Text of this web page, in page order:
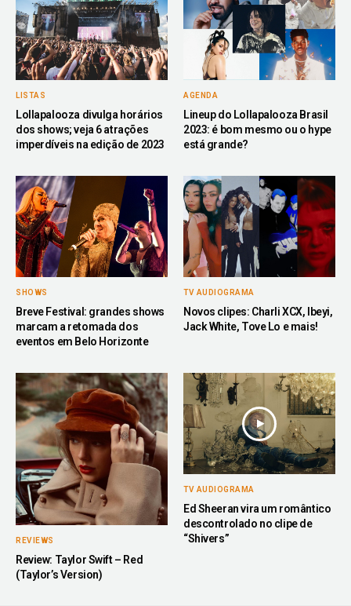
LISTAS
Lollapalooza divulga horários
dos shows; veja 6 atrações
imperdíveis na edição de 2023
AGENDA
Lineup do Lollapalooza Brasil
2023: é bom mesmo ou o hype
está grande?
SHOWS
Breve Festival: grandes shows
marcam a retomada dos
eventos em Belo Horizonte
TV AUDIOGRAMA
Novos clipes: Charli XCX, Ibeyi,
Jack White, Tove Lo e mais!
REVIEWS
Review: Taylor Swift – Red
(Taylor’s Version)
TV AUDIOGRAMA
Ed Sheeran vira um romântico
descontrolado no clipe de
“Shivers”